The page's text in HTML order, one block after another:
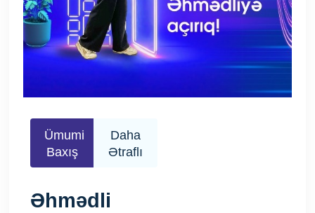
FAQ
Ümumi
Baxış
Daha
Ətraflı
Əhmədli